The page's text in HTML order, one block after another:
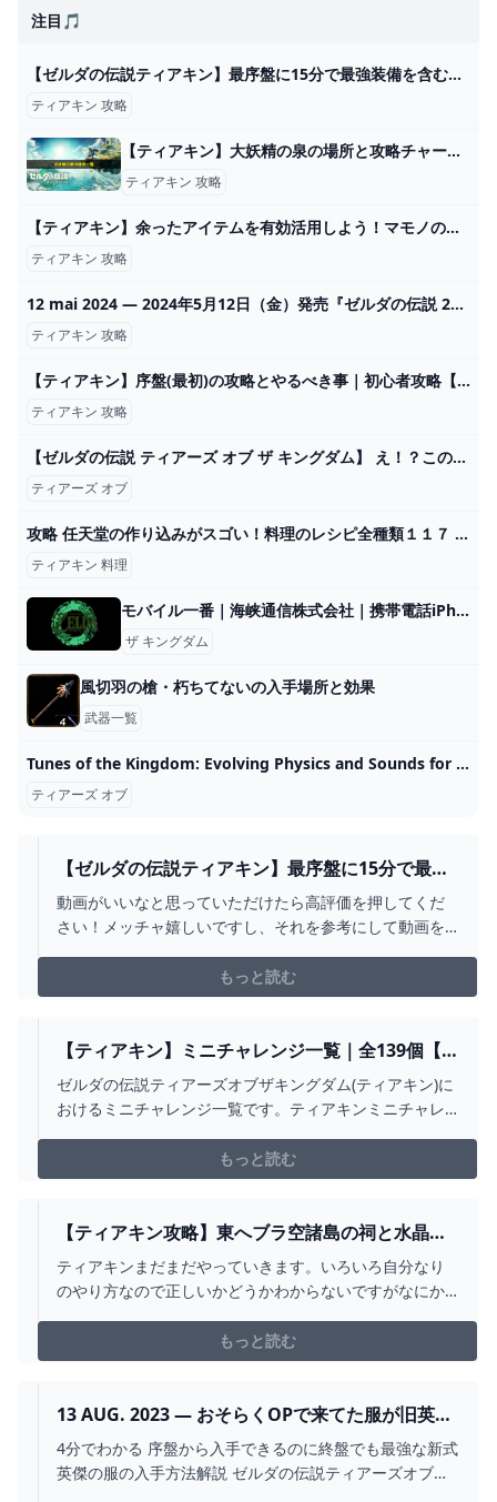
注目🎵
【ゼルダの伝説ティアキン】最序盤に15分で最強装備を含む全身装備をコンプリートするルート紹介！（TotK、ティアーズオブザキングダム） - YouTube
ティアキン 攻略
【ティアキン】大妖精の泉の場所と攻略チャート｜防具強化の解放条件 ワイトのゲーム案内所
ティアキン 攻略
【ティアキン】余ったアイテムを有効活用しよう！マモノの面白い倒し方8選【ゼルダの伝説ティアーズオブザキングダム/ティアキン】【ゆっくり解説】 - YouTube
ティアキン 攻略
12 mai 2024 — 2024年5月12日（金）発売『ゼルダの伝説 2024
ティアキン 攻略
【ティアキン】序盤(最初)の攻略とやるべき事｜初心者攻略【ティアーズオブザキングダム】 - ゲームウィズ
ティアキン 攻略
【ゼルダの伝説 ティアーズ オブ ザ キングダム】 え！？このゲーム発売日一年前なんですか！？ - YouTube
ティアーズ オブ
攻略 任天堂の作り込みがスゴい！料理のレシピ全種類１１７ ゼルダの伝説 ブレスオブザワイルド - YouTube
ティアキン 料理
モバイル一番｜海峡通信株式会社｜携帯電話iPhoneゲーム機家電製品を高額買取
ザ キングダム
風切羽の槍・朽ちてないの入手場所と効果
武器一覧
Tunes of the Kingdom: Evolving Physics and Sounds for ‘The Legend of Zelda: Tears of the Kingdom’ - GDC 2024で任天堂による『ゼルダの伝説 ティアーズ オブ ザ キングダム』の講演映像が公開！全て物理で動かす世界！広大な世界の音響設計とは！？
ティアーズ オブ
【ゼルダの伝説ティアキン】最序盤に15分で最強
装備を含む全身装備をコンプリートするルート紹
介！（TOTK、ティアーズオブザキングダム） -
動画がいいなと思っていただけたら高評価を押してくだ
さい！メッチャ嬉しいですし、それを参考にして動画を
を運営中です！よろしくお願いします！【ゲーム動画】
TeamTEMAKI ➡ http://youtube.com/c/TeamTEMAKI
もっと読む
【ティアキン】ミニチャレンジ一覧｜全139個【ゼ
ルダの伝説ティアーズオブザキングダム】 - ゲー
ムウィズ
ゼルダの伝説ティアーズオブザキングダム(ティアキン)に
おけるミニチャレンジ一覧です。ティアキンミニチャレ
もっと読む
【ティアキン攻略】東へブラ空諸島の祠と水晶。
【ゼルダの伝説 ティアーズ オブ ザ キングダム】 -
YOUTUBE
ティアキンまだまだやっていきます。いろいろ自分なり
のやり方なので正しいかどうかわからないですがなにか
アキンはやりこみ要素が多いので楽しみです。テレビゲ
ーム史上最高と言われた「ゼルダの伝説 ブレス オブ ザ
キ...
もっと読む
13 AUG. 2023 — おそらくOPで来てた服が旧英傑
の服だよなだったら旧英傑の服も新式と同じ見た
目だし補修しながら着てたんじゃね？両方は着て
4分でわかる 序盤から入手できるのに終盤でも最強な新式
英傑の服の入手方法解説 ゼルダの伝説ティアーズオブザ